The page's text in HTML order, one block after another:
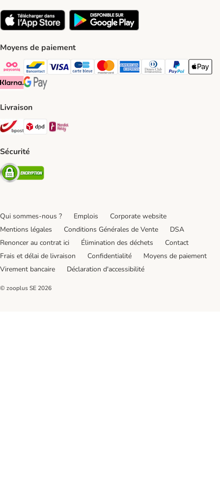
Moyens de paiement
Payconiq Payment Method
bancontact Payment Method
Visa Payment Method
carte bleue Payment Method
Master card Payment Method
American express Payment
Diners club Payment
Paypal Payment
Apple
Klarna Payment Method
Google Pay Payment Method
Livraison
Bpost Shipping Method
DPD Shipping Method
Sécurité
Security
Qui sommes-nous ? Emplois
Corporate website
Mentions légales
Conditions Générales de Vente
DSA
Renoncer au contrat ici
Élimination des déchets
Contact
Frais et délai de livraison
Confidentialité
Moyens de paiement
Virement bancaire
Déclaration d'accessibilité
© zooplus SE 2026